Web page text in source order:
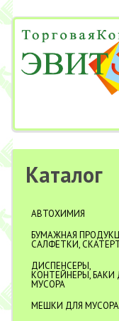
Каталог
АВТОХИМИЯ
БУМАЖНАЯ
САЛФЕТКИ,
ДИСПЕНСЕРЫ,
КОНТЕЙНЕРЫ, БАКИ
МУСОРА
МЕШКИ ДЛЯ МУСОРА